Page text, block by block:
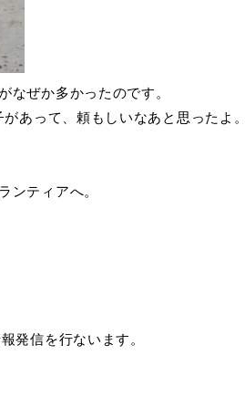
なぜか多かったのです。
あって、頼もしいなあと思ったよ。
ンティアへ。
発信を行ないます。